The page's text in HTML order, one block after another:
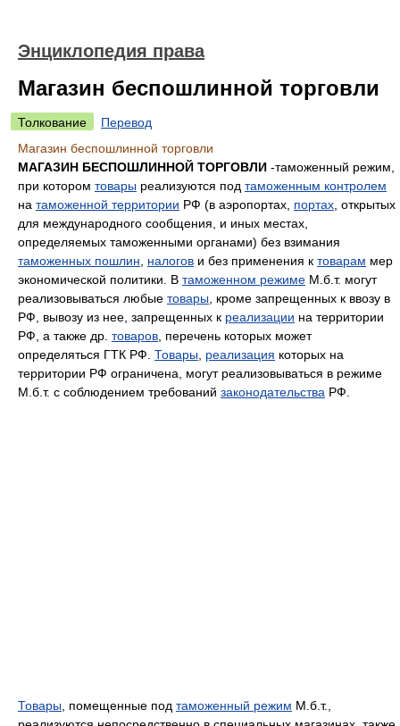
Энциклопедия права
Магазин беспошлинной торговли
Толкование
Перевод
Магазин беспошлинной торговли
МАГАЗИН БЕСПОШЛИННОЙ ТОРГОВЛИ -таможенный режим,
при котором товары реализуются под таможенным контролем
на таможенной территории РФ (в аэропортах, портах , открытых
для международного сообщения, и иных местах,
определяемых таможенными органами) без взимания
таможенных пошлин
налогов и без применения к товарам мер
экономической политики. В таможенном режиме М.б.т. могут
реализовываться любые товары , кроме запрещенных к ввозу в
РФ, вывозу из нее, запрещенных к реализации на территории
РФ, а также др. товаров , перечень которых может
определяться ГТК РФ. Товары реализация которых на
территории РФ ограничена, могут реализовываться в режиме
М.б.т. с соблюдением требований законодательства РФ.
Товары , помещенные под таможенный режим М.б.т.,